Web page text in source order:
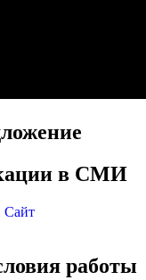
в СМИ
Сайт
работы